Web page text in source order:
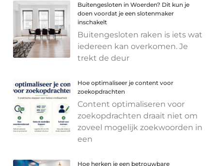
Buitengesloten in Woerden? Dit kun je
doen voordat je een slotenmaker
inschakelt
Buitengesloten raken is iets wat
iedereen kan overkomen. Je
trekt de deur
Hoe optimaliseer je content voor
zoekopdrachten
Content optimaliseren voor
zoekopdrachten draait niet om
zoveel mogelijk zoekwoorden in
een
Hoe herken je een betrouwbare